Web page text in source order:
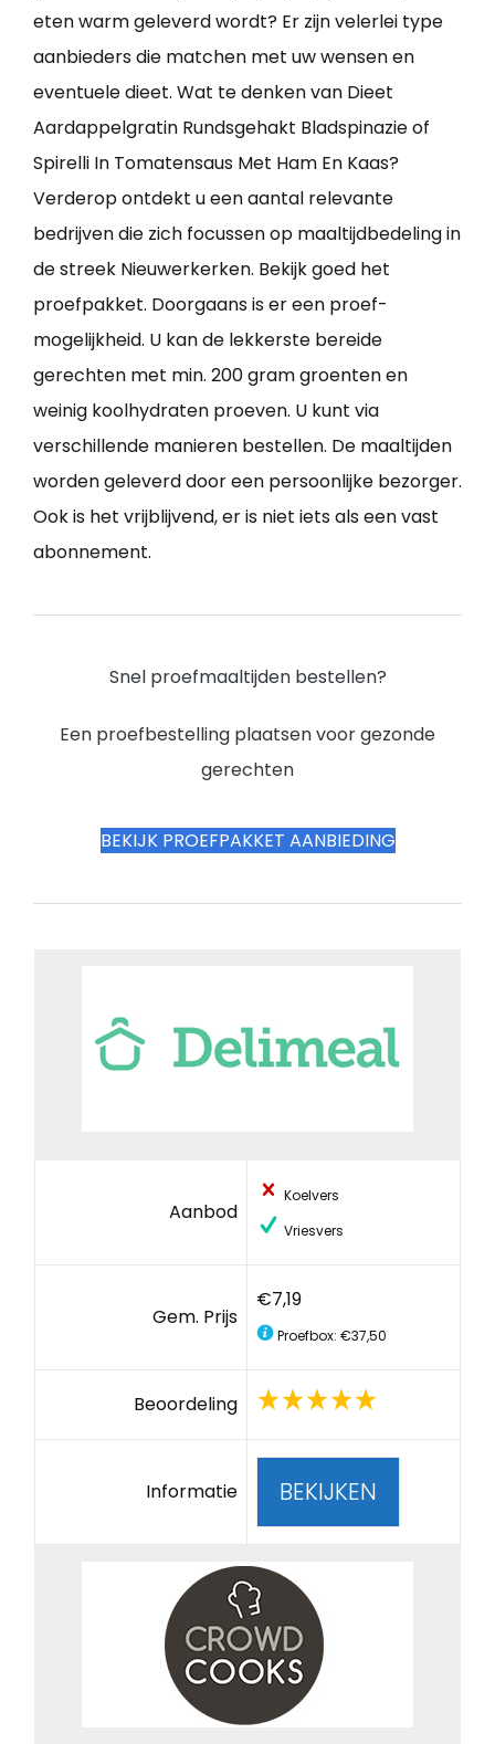
eten warm geleverd wordt? Er zijn velerlei type
aanbieders die matchen met uw wensen en
eventuele dieet. Wat te denken van Dieet
Aardappelgratin Rundsgehakt Bladspinazie of
Spirelli In Tomatensaus Met Ham En Kaas?
Verderop ontdekt u een aantal relevante
bedrijven die zich focussen op maaltijdbedeling in
de streek Nieuwerkerken. Bekijk goed het
proefpakket. Doorgaans is er een proef-
mogelijkheid. U kan de lekkerste bereide
gerechten met min. 200 gram groenten en
weinig koolhydraten proeven. U kunt via
verschillende manieren bestellen. De maaltijden
worden geleverd door een persoonlijke bezorger.
Ook is het vrijblijvend, er is niet iets als een vast
abonnement.
Snel proefmaaltijden bestellen?
Een proefbestelling plaatsen voor gezonde
gerechten
BEKIJK PROEFPAKKET AANBIEDING
Aanbod
Koelvers
Vriesvers
Gem. Prijs
€7,19
Proefbox: €37,50
Beoordeling
Informatie BEKIJKEN